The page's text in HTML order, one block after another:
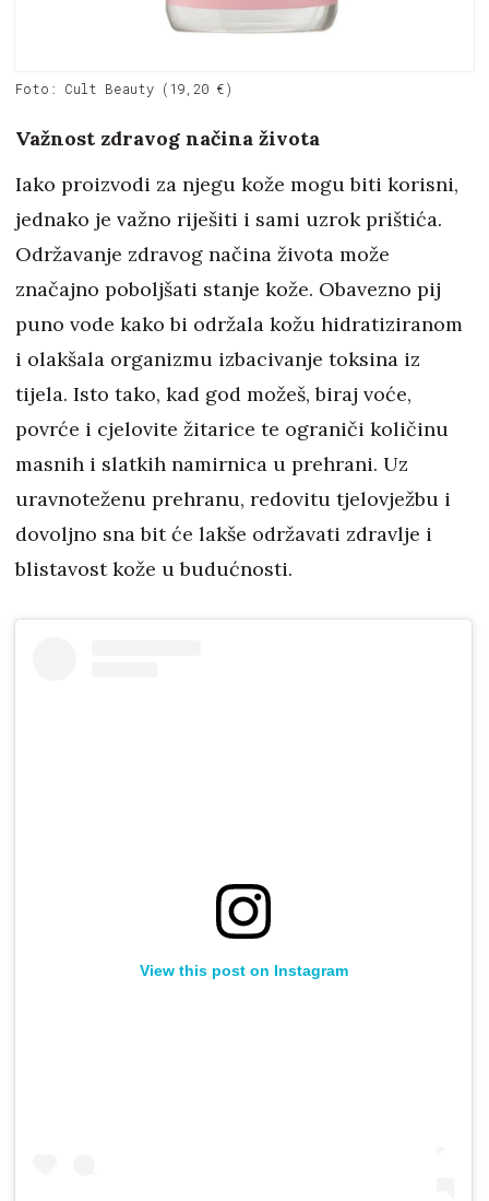
Foto: Cult Beauty (19,20 €)
Važnost zdravog načina života
Iako proizvodi za njegu kože mogu biti korisni,
jednako je važno riješiti i sami uzrok prištića.
Održavanje zdravog načina života može
značajno poboljšati stanje kože. Obavezno pij
puno vode kako bi održala kožu hidratiziranom
i olakšala organizmu izbacivanje toksina iz
tijela. Isto tako, kad god možeš, biraj voće,
povrće i cjelovite žitarice te ograniči količinu
masnih i slatkih namirnica u prehrani. Uz
uravnoteženu prehranu, redovitu tjelovježbu i
dovoljno sna bit će lakše održavati zdravlje i
blistavost kože u budućnosti.
View this post on Instagram